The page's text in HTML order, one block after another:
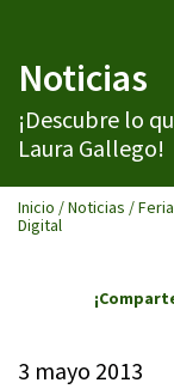
Noticias
¡Descubre lo
Laura Gallego!
Inicio /Noticias /
Digital
3 mayo 2013